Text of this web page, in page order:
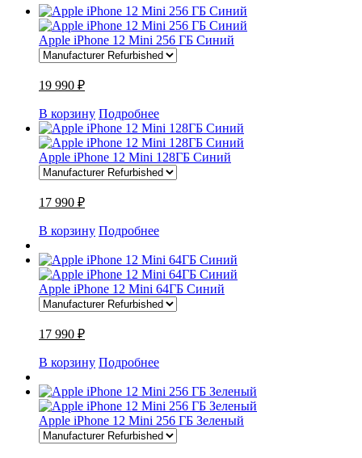
Apple iPhone 12 Mini 256 ГБ Синий
19 990 ₽
В корзину Подробнее
Apple iPhone 12 Mini 128ГБ Синий
17 990 ₽
В корзину Подробнее
Apple iPhone 12 Mini 64ГБ Синий
17 990 ₽
В корзину Подробнее
Apple iPhone 12 Mini 256 ГБ Зеленый